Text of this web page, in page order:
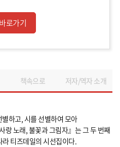
로가기
책속으로 저자/역자 소개
하고, 시를 선별하여 모아
랑 노래, 불꽃과 그림자』는 그 두 번째
티즈데일의 시선집이다.